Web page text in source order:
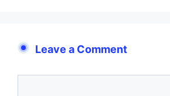
Leave a Comment